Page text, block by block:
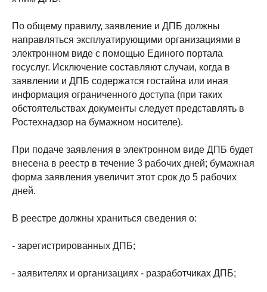
По общему правилу, заявление и ДПБ должны
направляться эксплуатирующими организациями в
электронном виде с помощью Единого портала
госуслуг. Исключение составляют случаи, когда в
заявлении и ДПБ содержатся гостайна или иная
информация ограниченного доступа (при таких
обстоятельствах документы следует представлять в
Ростехнадзор на бумажном носителе).
При подаче заявления в электронном виде ДПБ будет
внесена в реестр в течение 3 рабочих дней; бумажная
форма заявления увеличит этот срок до 5 рабочих
дней.
В реестре должны храниться сведения о:
- зарегистрированных ДПБ;
- заявителях и организациях - разработчиках ДПБ;